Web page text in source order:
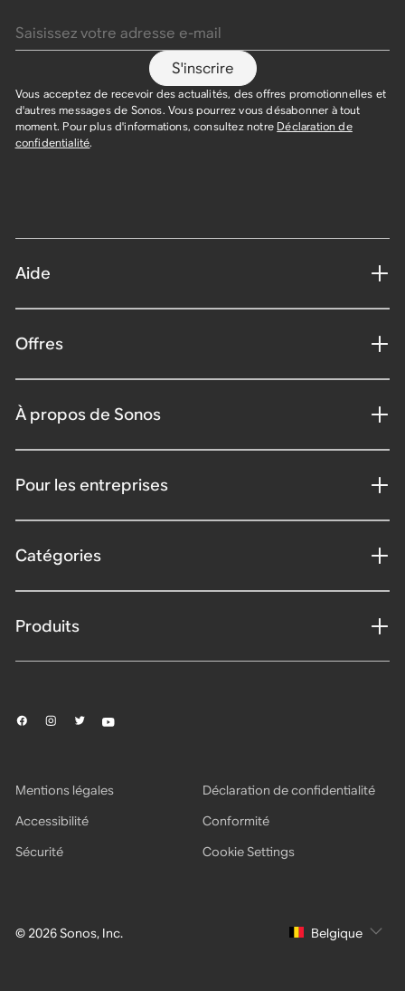
S'inscrire
Vous acceptez de recevoir des actualités, des offres promotionnelles et
d'autres messages de Sonos. Vous pourrez vous désabonner à tout
moment. Pour plus d'informations, consultez notre Déclaration de
confidentialité.
Aide
Offres
À propos de Sonos
Pour les entreprises
Catégories
Produits
© 2026 Sonos, Inc.
Mentions légales
Déclaration de confidentialité
Accessibilité
Conformité
Sécurité
Cookie Settings
Belgique